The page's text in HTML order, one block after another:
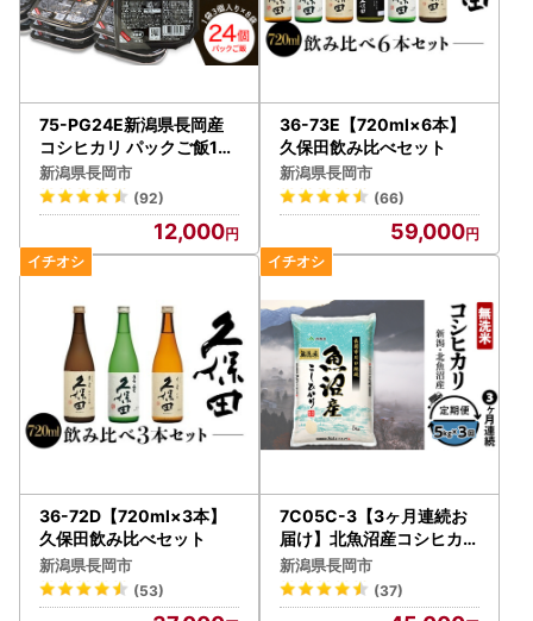
75-PG24E新潟県長岡産
コシヒカリ パックご飯15
0g×24個（特別栽培米）
新潟県長岡市
(92)
12,000
36-73E【720ml×6本】
久保田飲み比べセット
新潟県長岡市
(66)
59,000
36-72D【720ml×3本】
久保田飲み比べセット
新潟県長岡市
(53)
7C05C-3【3ヶ月連続お
届け】北魚沼産コシヒカリ
（長岡川口地域）無洗米5
kg【2026年8月発送開始
】
新潟県長岡市
(37)